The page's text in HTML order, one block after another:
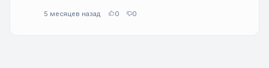
5 месяцев назад 0 0